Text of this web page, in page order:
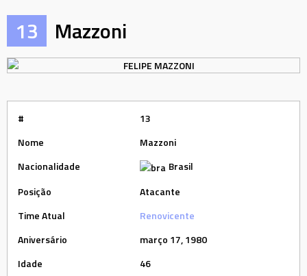
13 Mazzoni
#
13
Nome
Mazzoni
Nacionalidade
Brasil
Posição
Atacante
Time Atual
Renovicente
Aniversário
março 17, 1980
Idade
46